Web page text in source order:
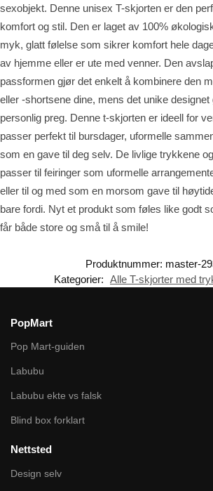
sexobjekt. Denne unisex T-skjorten er den
komfort og stil. Den er laget av 100%
myk, glatt følelse som sikrer komfort hele
av hjemme eller er ute med venner. Den
passformen gjør det enkelt å kombinere den
eller -shortsene dine, mens det unike
personlig preg. Denne t-skjorten er ideell for
passer perfekt til bursdager, uformelle
som en gave til deg selv. De livlige trykkene
passer til feiringer som uformelle
eller til og med som en morsom gave til
bare fordi. Nyt et produkt som føles like godt
får både store og små til å smile!
Produktnummer: master-
Kategorier: Alle T-skjorter med
PopMart
Pop Mart-guiden
Labubu
Labubu ekte vs falsk
Blind box forklart
Nettsted
Design selv